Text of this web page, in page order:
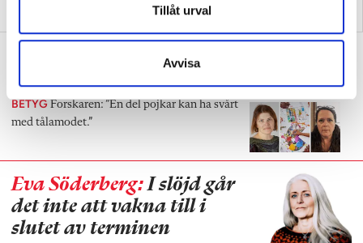
Tillåt urval
Avvisa
förenklar för alla
Därför får tjejer mycket högre betyg
BETYG Forskaren: ”En del pojkar kan ha svårt
med tålamodet.”
Eva Söderberg:I slöjd går
det inte att vakna till i
slutet av terminen